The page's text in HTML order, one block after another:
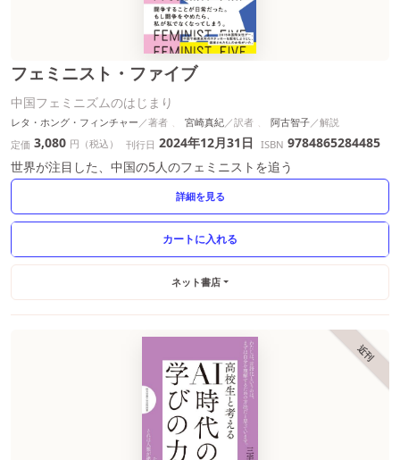
フェミニスト・ファイブ
中国フェミニズムのはじまり
レタ・ホング・フィンチャー 宮崎真紀
阿古智子
定価 3,080 円（税込） 刊行日 2024年12月31日 ISBN 9784865284485
世界が注目した、中国の5人のフェミニストを追う
詳細を見る
ネット書店
近刊